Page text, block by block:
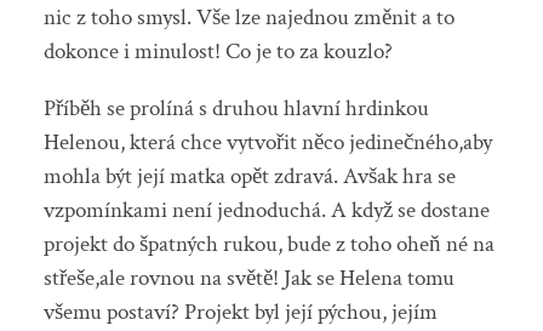
nic z toho smysl. Vše lze najednou změnit a to
dokonce i minulost! Co je to za kouzlo?
Příběh se prolíná s druhou hlavní hrdinkou
Helenou, která chce vytvořit něco jedinečného,aby
mohla být její matka opět zdravá. Avšak hra se
vzpomínkami není jednoduchá. A když se dostane
projekt do špatných rukou, bude z toho oheň né na
střeše,ale rovnou na světě! Jak se Helena tomu
všemu postaví? Projekt byl její pýchou, jejím